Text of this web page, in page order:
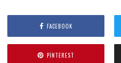
FACEBOOK
PINTEREST